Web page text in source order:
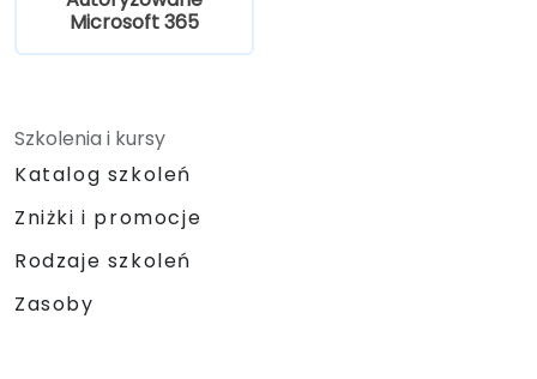
wykorzystanie Azure Information
Opisywać subskrypcje, licencje,
rozliczenia i wsparcie w Microsoft 365
Microsoft 365
Szkolenia i kursy
Katalog szkoleń
Zniżki i promocje
Rodzaje szkoleń
Zasoby